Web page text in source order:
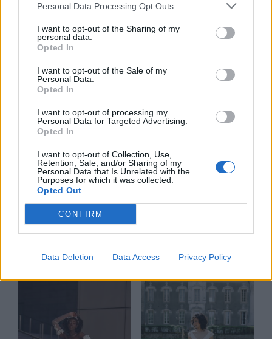
Personal Data Processing Opt Outs
I want to opt-out of the Sharing of my
personal data.
Opted In
I want to opt-out of the Sale of my
Personal Data.
Opted In
I want to opt-out of processing my
Personal Data for Targeted Advertising.
Opted In
I want to opt-out of Collection, Use,
Retention, Sale, and/or Sharing of my
Personal Data that Is Unrelated with the
Purposes for which it was collected.
Opted Out
CONFIRM
Data Deletion Data Access Privacy Policy
Marque :Bianco Evento
Produits similaires
Samanta